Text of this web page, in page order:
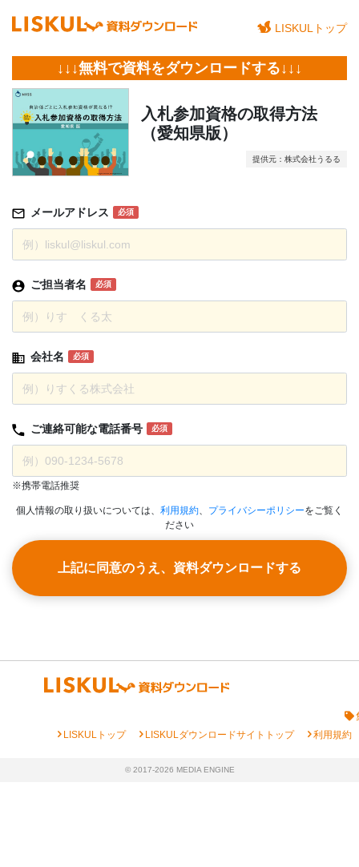
LISKULトップ
↓↓↓無料で資料をダウンロードする↓↓↓
入札参加資格の取得方法
（愛知県版）
提供元：株式会社うるる
メールアドレス 必須
ご担当者名 必須
会社名 必須
ご連絡可能な電話番号 必須
※携帯電話推奨
個人情報の取り扱いについては、 利用規約、 プライバシーポリシーをご覧く
ださい
上記に同意のうえ、資料ダウンロードする
chevron_rightLISKULトップ chevron_rightLISKULダウンロードサイトトップ chevron_right利用規約
© 2017-2026 MEDIA ENGINE